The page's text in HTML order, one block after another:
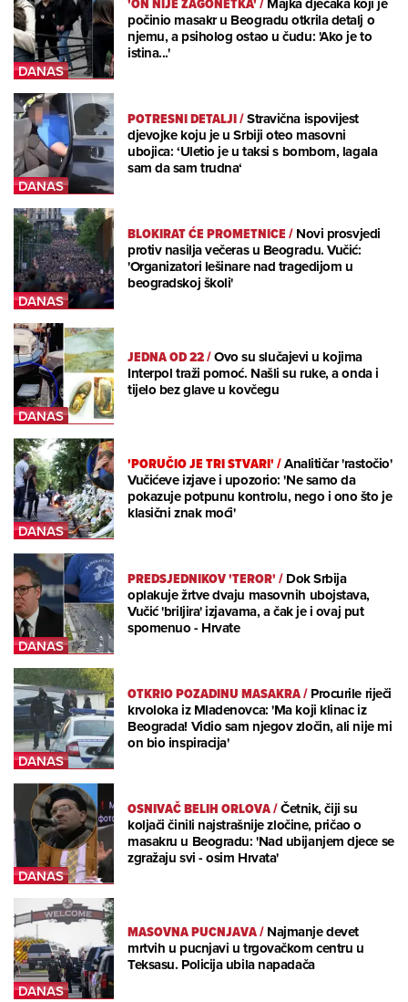
počinio masakr u Beogradu otkrila detalj o
njemu, a psiholog ostao u čudu: 'Ako je to
istina...'
POTRESNI DETALJI/Stravična ispovijest
djevojke koju je u Srbiji oteo masovni
ubojica: ‘Uletio je u taksi s bombom, lagala
sam da sam trudna‘
BLOKIRAT ĆE PROMETNICE/Novi prosvjedi
protiv nasilja večeras u Beogradu. Vučić:
'Organizatori lešinare nad tragedijom u
beogradskoj školi'
JEDNA OD 22/Ovo su slučajevi u kojima
Interpol traži pomoć. Našli su ruke, a onda i
tijelo bez glave u kovčegu
'PORUČIO JE TRI STVARI'/Analitičar 'rastočio'
Vučićeve izjave i upozorio: 'Ne samo da
pokazuje potpunu kontrolu, nego i ono što je
klasični znak moći'
PREDSJEDNIKOV 'TEROR'/Dok Srbija
oplakuje žrtve dvaju masovnih ubojstava,
Vučić 'briljira' izjavama, a čak je i ovaj put
spomenuo - Hrvate
OTKRIO POZADINU MASAKRA/Procurile riječi
krvoloka iz Mladenovca: 'Ma koji klinac iz
Beograda! Vidio sam njegov zločin, ali nije mi
on bio inspiracija'
OSNIVAČ BELIH ORLOVA/Četnik, čiji su
koljači činili najstrašnije zločine, pričao o
masakru u Beogradu: 'Nad ubijanjem djece se
zgražaju svi - osim Hrvata'
MASOVNA PUCNJAVA/Najmanje devet
mrtvih u pucnjavi u trgovačkom centru u
Teksasu. Policija ubila napadača